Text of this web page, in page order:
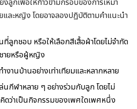
และหญิง โดยอาจลองปฏิบัติตามคำแนะนำ
ลูกชอบ หรือให้เลือกสีเสื้อผ้าโดยไม่จำกัด
ายหรือผู้หญิง
งานบ้านอย่างเท่าเทียมและหลากหลาย
นกีฬาหลาย ๆ อย่างร่วมกับลูก โดยไม่
ดว่าเป็นกิจกรรมของเพศใดเพศหนึ่ง